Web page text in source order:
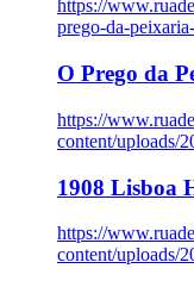
https://
prego-da-
O Prego da
https://
content/uploads/
1908 Lisboa
https://
content/uploads/